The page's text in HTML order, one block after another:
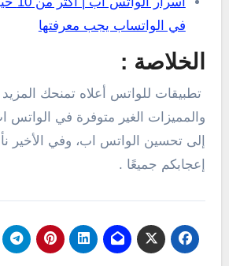
في الواتساب يجب معرفتها
الخلاصة :
تطبيقات للواتس أعلاه تمنحك
والمميزات الغير متوفرة في الواتس
إلى تحسين الواتس اب، وفي الأخير
إعجابكم جميعًا .